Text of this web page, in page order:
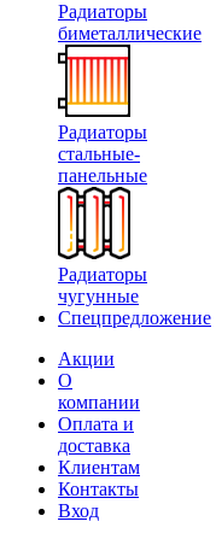
Радиаторы
биметаллические
Радиаторы
стальные-
панельные
Радиаторы
чугунные
Спецпредложение
Акции
О
компании
Оплата и
доставка
Клиентам
Контакты
Вход